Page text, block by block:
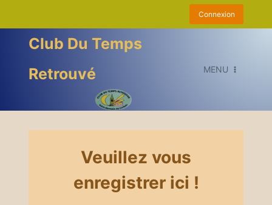
contenu
Connexion
Club Du Temps
Retrouvé
MENU
Veuillez vous
enregistrer ici !